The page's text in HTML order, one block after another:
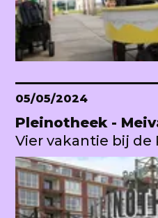
05/05/2024
Pleinotheek -
Vier vakantie bij de